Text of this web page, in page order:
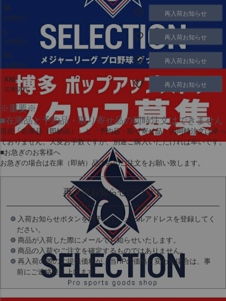
M
在庫切れ
再入荷お知らせ
L
在庫切れ
再入荷お知らせ
XL
在庫切れ
再入荷お知らせ
XXL
在庫切れ
再入荷お知らせ
※重要※
■在庫品と予約品・取り寄せ品の同時注文はできません
現在 「在庫品（即納品）」と 「予約品・取り寄せ品」の同時注文は承っ
ておりません。大変お手数ですが、別途ご購入いただければ幸いです。
■お急ぎのお客様へ
お急ぎの場合は在庫（即納）品のみのご注文をお願い致します。
再入荷お知らせについて
入荷お知らせボタンを押下して、メールアドレスを登録してく
ださい。
商品が入荷した際にメールでお知らせいたします。
商品の入荷やご注文を確定するものではありません。
再入荷の際のご提供価格が、当HPの価格と変わる場合は、事
前にご連絡差し上げます。